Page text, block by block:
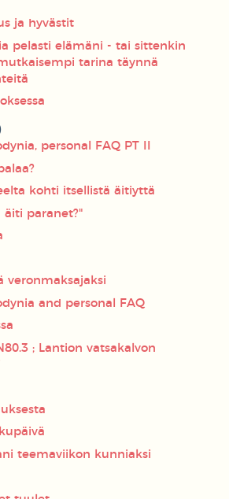
ja hyvästit
pelasti elämäni - tai sittenkin
tarina täynnä
personal FAQ PT II
kohti itsellistä äitiyttä
äiti paranet?"
veronmaksajaksi
and personal FAQ
; Lantion vatsakalvon
teemaviikon kunniaksi